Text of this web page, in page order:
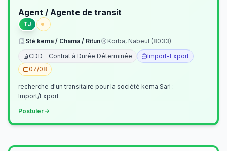
Agent / Agente de transit
TJ
Sté kema / Chama / Ritun
Korba, Nabeul (8033)
CDD - Contrat à Durée Déterminée
Import-Export
07/08
recherche d'un transitaire pour la société kema Sarl :
Import/Export
Postuler